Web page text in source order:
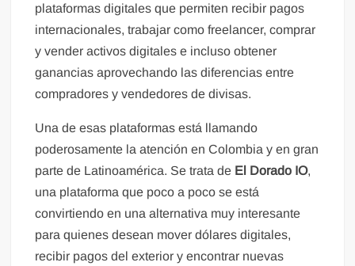
plataformas digitales que permiten recibir pagos
internacionales, trabajar como freelancer, comprar
y vender activos digitales e incluso obtener
ganancias aprovechando las diferencias entre
compradores y vendedores de divisas.
Una de esas plataformas está llamando
poderosamente la atención en Colombia y en gran
parte de Latinoamérica. Se trata de El Dorado IO,
una plataforma que poco a poco se está
convirtiendo en una alternativa muy interesante
para quienes desean mover dólares digitales,
recibir pagos del exterior y encontrar nuevas